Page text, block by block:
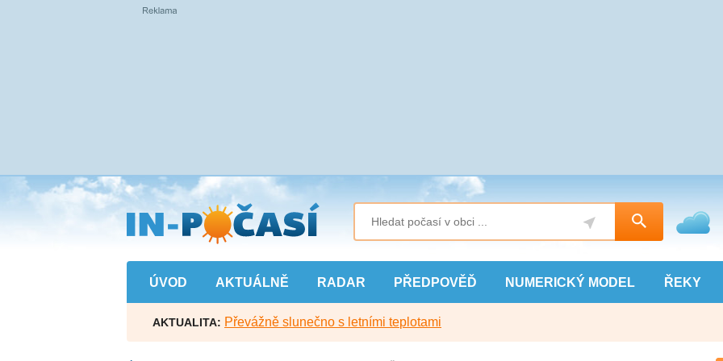
Přejít
na
hlavní
obsah
ÚVOD AKTUÁLNĚ RADAR PŘEDPOVĚĎ NUMERICKÝ MODEL ŘEKY
AKTUALITA: Převážně slunečno s letními teplotami